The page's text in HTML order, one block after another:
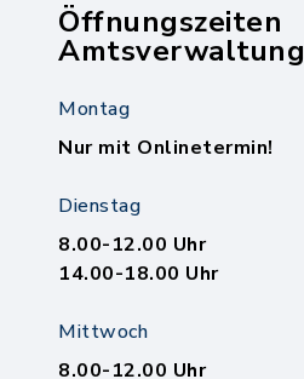
Öffnungszeiten
Amtsverwaltung
Montag
Nur mit Onlinetermin!
Dienstag
8.00-12.00 Uhr
14.00-18.00 Uhr
Mittwoch
8.00-12.00 Uhr